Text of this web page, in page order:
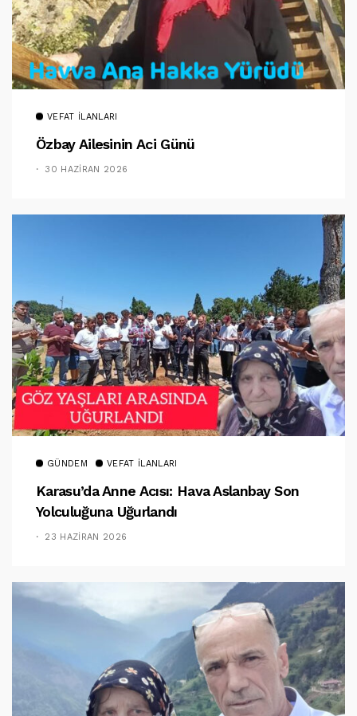
VEFAT İLANLARI
Özbay Ailesinin Aci Günü
30 HAZIRAN 2026
GÜNDEM VEFAT İLANLARI
Karasu’da Anne Acısı: Hava Aslanbay Son
Yolculuğuna Uğurlandı
23 HAZIRAN 2026